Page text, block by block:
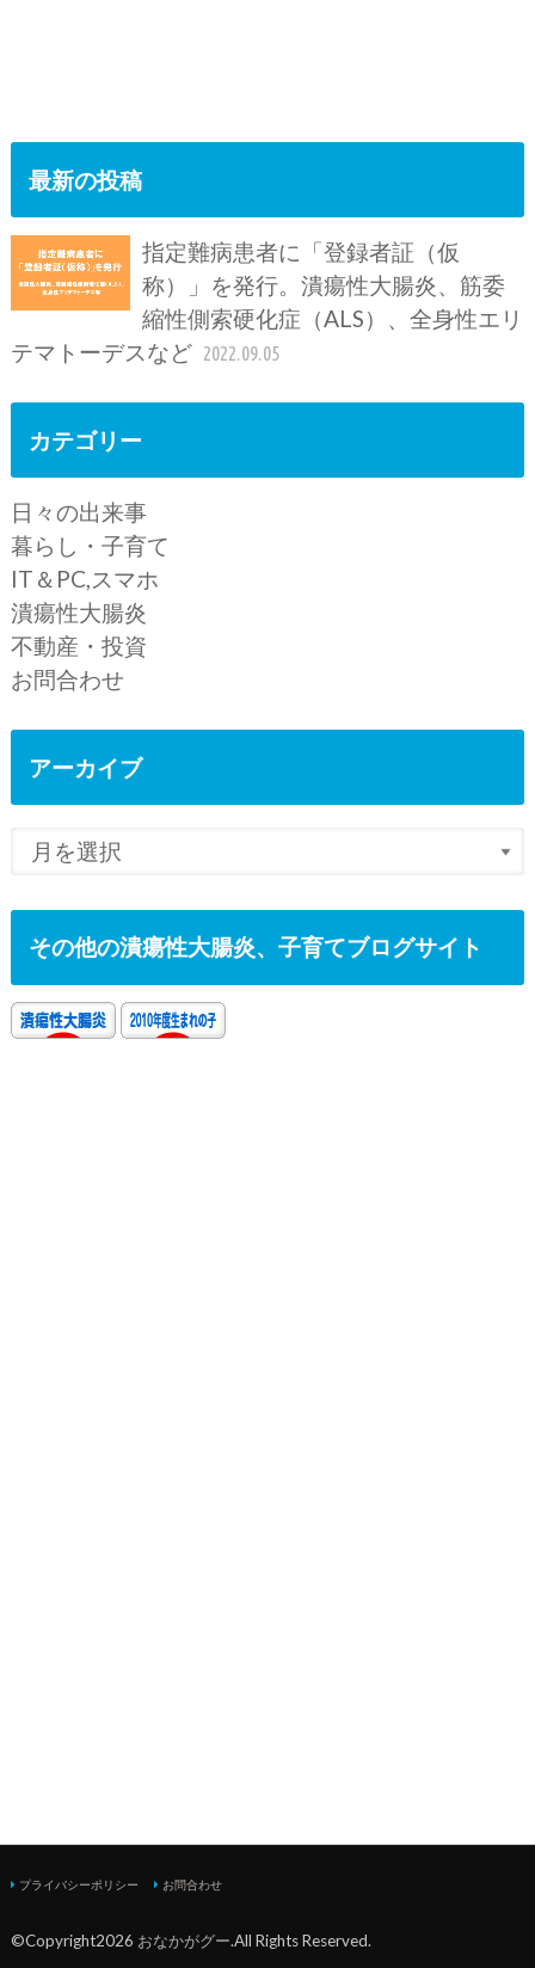
最新の投稿
指定難病患者に「登録者証（仮
称）」を発行。潰瘍性大腸炎、筋委
縮性側索硬化症（ALS）、全身性エリ
テマトーデスなど 2022.09.05
カテゴリー
日々の出来事
暮らし・子育て
IT＆PC,スマホ
潰瘍性大腸炎
不動産・投資
お問合わせ
アーカイブ
その他の潰瘍性大腸炎、子育てブログサイト
プライバシーポリシー お問合わせ
©Copyright2026 おなかがグー.All Rights Reserved.